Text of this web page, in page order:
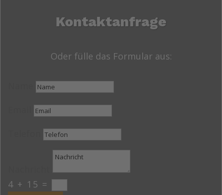
Kontaktanfrage
Oder fülle das Formular aus:
4 + 15 =